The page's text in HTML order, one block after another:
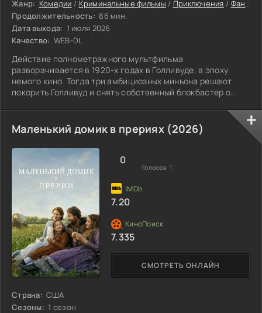
Жанр: Комедии / Криминальные фильмы / Приключения / Фантастика
Продолжительность: 86 мин.
Дата выхода: 1 июля 2026
Качество: WEB-DL
Действие полнометражного мультфильма
разворачивается в 1920-х годах в Голливуде, в эпоху
немого кино. Тогда три амбициозных миньона решают
покорить Голливуд и снять собственный блокбастер о
площадке, вмешиваясь в процесс создания фильма.
Однако хоррор без оригинальных монстров — это не
хоррор, и миньоны продолжают поиски подходящей
натуры. Всё идёт хорошо, пока в руки жёлтых непосед не
попадает древняя книга заклинаний. Сначала они
пытаются
Маленький домик в прериях (2026)
Страна: США
Сезоны: 1 сезон
СМОТРЕТЬ ОНЛАЙН
0
Голосов: 1
7.20
7.335